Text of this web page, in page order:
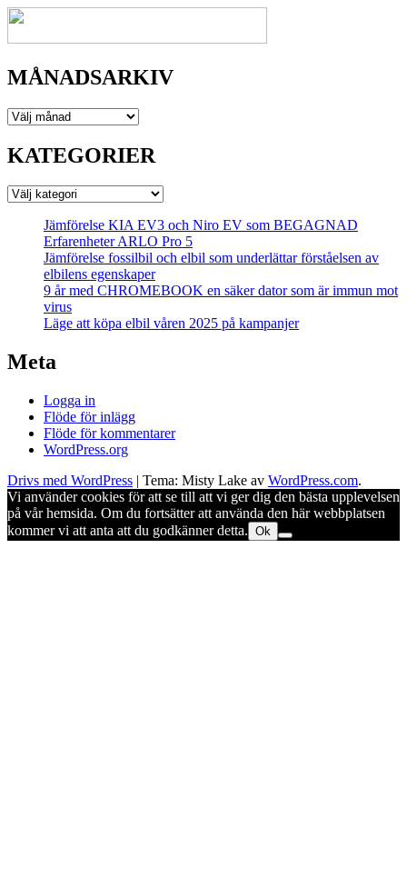
MÅNADSARKIV
MÅNADSARKIV
KATEGORIER
KATEGORIER
Jämförelse KIA EV3 och Niro EV som BEGAGNAD
Erfarenheter ARLO Pro 5
Jämförelse fossilbil och elbil som underlättar förståelsen av
elbilens egenskaper
9 år med CHROMEBOOK en säker dator som är immun mot
virus
Läge att köpa elbil våren 2025 på kampanjer
Meta
Logga in
Flöde för inlägg
Flöde för kommentarer
WordPress.org
Drivs med WordPress | Tema: Misty Lake av WordPress.com.
Vi använder cookies för att se till att vi ger dig den bästa upplevelsen
på vår hemsida. Om du fortsätter att använda den här webbplatsen
kommer vi att anta att du godkänner detta. Ok